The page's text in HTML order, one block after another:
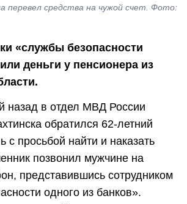
перевел средства на чужой счет. Фото:
«службы безопасности
деньги у пенсионера из
назад в отдел МВД России
обратился 62-летний
с просьбой найти и наказать
позвонил мужчине на
представившись сотрудником
одного из банков».